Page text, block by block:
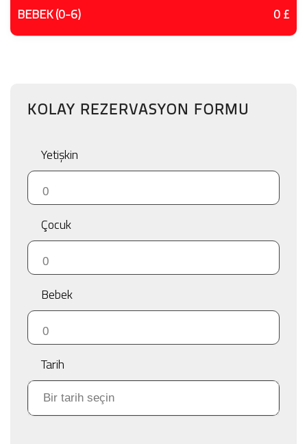
BEBEK (0-6)
0 £
KOLAY REZERVASYON FORMU
Yetişkin
Çocuk
Bebek
Tarih